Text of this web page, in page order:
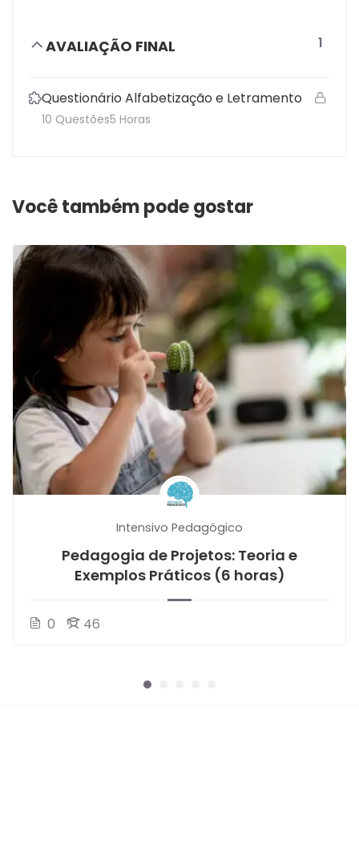
AVALIAÇÃO FINAL 1
Questionário Alfabetização e Letramento
5 Horas
10 Questões
Você também pode gostar
Intensivo Pedagógico
Pedagogia de Projetos: Teoria e
Exemplos Práticos (6 horas)
0 46